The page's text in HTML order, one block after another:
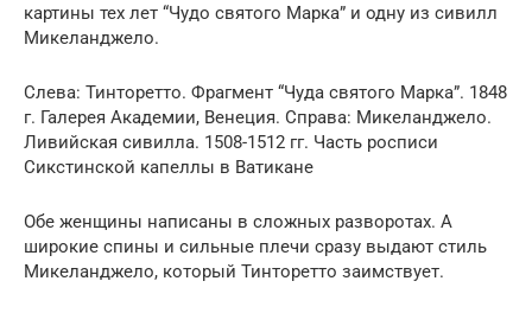
картины тех лет “Чудо святого Марка” и одну из сивилл
Микеланджело.
Слева: Тинторетто. Фрагмент “Чуда святого Марка”. 1848
г. Галерея Академии, Венеция. Справа: Микеланджело.
Ливийская сивилла. 1508-1512 гг. Часть росписи
Сикстинской капеллы в Ватикане
Обе женщины написаны в сложных разворотах. А
широкие спины и сильные плечи сразу выдают стиль
Микеланджело, который Тинторетто заимствует.